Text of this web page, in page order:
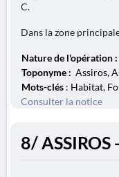
C.
Dans la zone
Nature de l'opération :
Toponyme : Assiros,
Mots-clés : Habitat,
Consulter la notice
8/ ASSIROS